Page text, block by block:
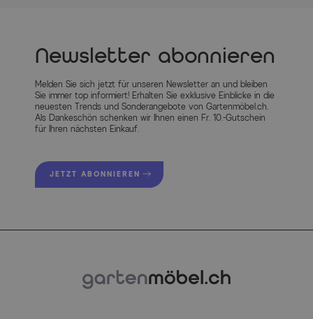
Newsletter abonnieren
Melden Sie sich jetzt für unseren Newsletter an und bleiben
Sie immer top informiert! Erhalten Sie exklusive Einblicke in die
neuesten Trends und Sonderangebote von Gartenmöbel.ch.
Als Dankeschön schenken wir Ihnen einen Fr. 10.-Gutschein
für Ihren nächsten Einkauf.
JETZT ABONNIEREN